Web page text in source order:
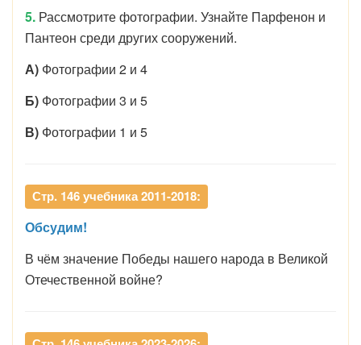
5. Рассмотрите фотографии. Узнайте Парфенон и
Пантеон среди других сооружений.
А) Фотографии 2 и 4
Б) Фотографии 3 и 5
В) Фотографии 1 и 5
Стр. 146 учебника 2011-2018:
Обсудим!
В чём значение Победы нашего народа в Великой
Отечественной войне?